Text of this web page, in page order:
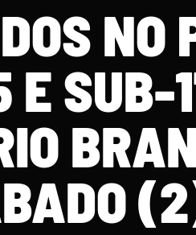
NO
SUB-